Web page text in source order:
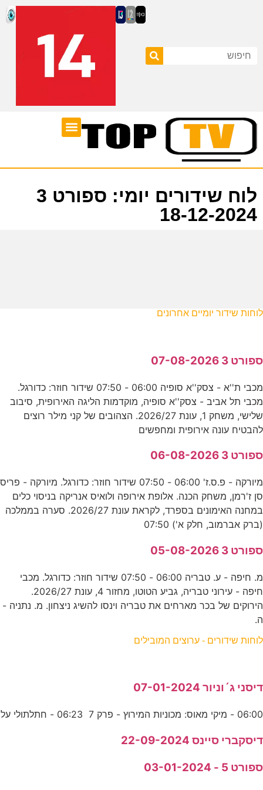
לוח שידורים יומי: ספורט 3
18-12-2024
לוחות שידור יומיים אחרונים
ספורט 3 07-08-2026
מכבי ת''א - צסק''א סופיה 06:00 - 07:50 שידור חוזר: כדורגל.
מכבי תל אביב - צסק''א סופיה, מוקדמות הליגה האירופית, סיבוב
שלישי, משחק 1, עונת 2026/27. הצהובים של קני מילר רוצים
להבטיח עונה אירופית ומחפשים
ספורט 3 06-08-2026
מיורקה - פ.ס.ז' 06:00 - 07:50 שידור חוזר: כדורגל. מיורקה - פריס
סן ז'רמן, משחק הכנה. אלופת אירופה ולואיס אנריקה בניסוי כלים
במחנה האימונים בספרד, לקראת עונת 2026/27. סערה בממלכה
(ברק אברמוב, חלק א') 07:50
ספורט 3 05-08-2026
מ. חיפה - ע. טבריה 06:00 - 07:50 שידור חוזר: כדורגל. מכבי
חיפה - עירוני טבריה, גביע הטוטו, מחזור 4, עונת 2026/27.
הירוקים של בכר מארחים את טבריה וינסו להשיג ניצחון. מ. נתניה -
ה.
לוחות שידורים - ערוצים המובילים
דיסני ג´וניור 07-01-2024
06:00 - מיקי מאוס: מכוניות המירוץ - פרק 7 06:23 - חתלתולי על
דיסקברי סיינס 22-09-2024
ספורט 5 - 03-01-2024